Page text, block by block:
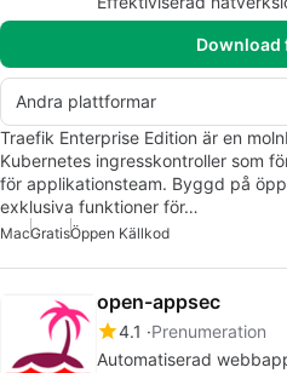
Download
Andra plattformar
Traefik Enterprise Edition är en
Kubernetes ingresskontroller som
för applikationsteam. Byggd på
exklusiva funktioner för…
MacGratisÖppen Källkod
open-appsec
4.1
Prenumeration
Automatiserad